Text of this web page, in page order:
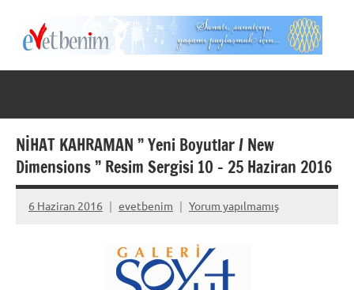
Evet
NİHAT KAHRAMAN ” Yeni Boyutlar / New
Dimensions ” Resim Sergisi 10 – 25 Haziran 2016
6 Haziran 2016 evetbenim Yorum yapılmamış